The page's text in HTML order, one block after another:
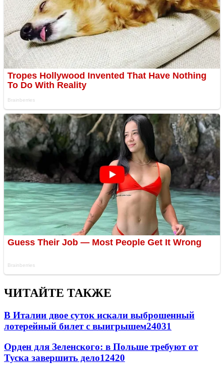
ЧИТАЙТЕ ТАКЖЕ
В Италии двое суток искали выброшенный
лотерейный билет с выигрышем24031
Орден для Зеленского: в Польше требуют от
Туска завершить дело12420